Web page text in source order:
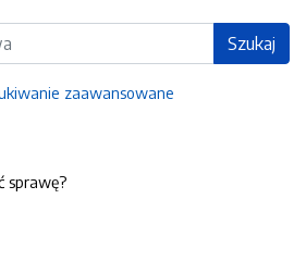
Szukaj
zaawansowane
sprawę?